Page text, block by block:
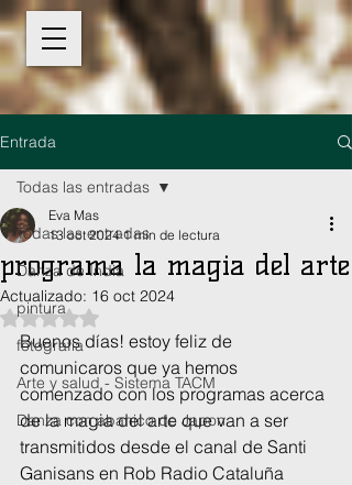
Entrada
Todas las entradas
Danza de India
pintura
fotografia
Arte y salud - Sistema TACM
Danza con abanico de Japon
Todas las entradas
programa la magia del arte
Eva Mas
13 oct 2024 1 min de lectura
Actualizado: 16 oct 2024
Obtuvo NaN de 5 estrellas.
Buenos días! estoy feliz de
comunicaros que ya hemos
comenzado con los programas acerca
de la magia del arte que van a ser
transmitidos desde el canal de Santi
Ganisans en Rob Radio Cataluña